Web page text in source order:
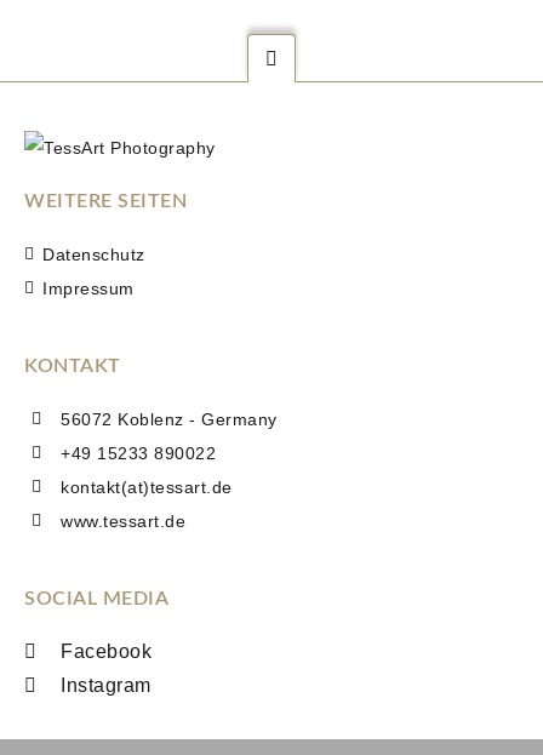
WEITERE SEITEN
Datenschutz
Impressum
KONTAKT
56072 Koblenz - Germany
+49 15233 890022
kontakt(at)tessart.de
www.tessart.de
SOCIAL MEDIA
Facebook
Instagram